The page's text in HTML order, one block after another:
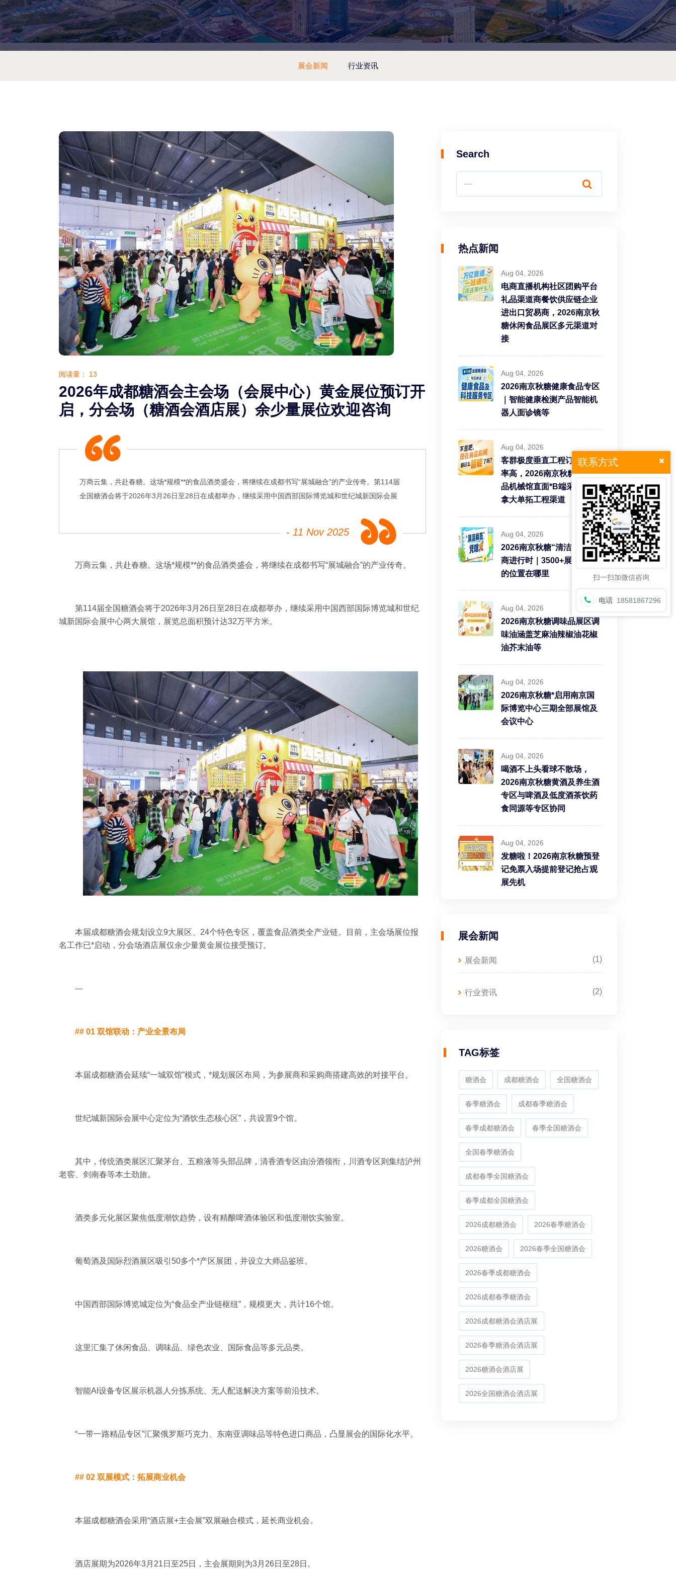
展会新闻 行业资讯
阅读量： 13
2026年成都糖酒会主会场（会展中心）黄金展位预订开
启，分会场（糖酒会酒店展）余少量展位欢迎咨询
万商云集，共赴春糖。这场*规模**的食品酒类盛会，将继续在成都书写“展城融合”的产业传奇。第114届
全国糖酒会将于2026年3月26日至28日在成都举办，继续采用中国西部国际博览城和世纪城新国际会展
- 11 Nov 2025
万商云集，共赴春糖。这场*规模**的食品酒类盛会，将继续在成都书写“展城融合”的产业传奇。
第114届全国糖酒会将于2026年3月26日至28日在成都举办，继续采用中国西部国际博览城和世纪
城新国际会展中心两大展馆，展览总面积预计达32万平方米。
本届成都糖酒会规划设立9大展区、24个特色专区，覆盖食品酒类全产业链。目前，主会场展位报
名工作已*启动，分会场酒店展仅余少量黄金展位接受预订。
---
## 01 双馆联动：产业全景布局
本届成都糖酒会延续“一城双馆”模式，*规划展区布局，为参展商和采购商搭建高效的对接平台。
世纪城新国际会展中心定位为“酒饮生态核心区”，共设置9个馆。
其中，传统酒类展区汇聚茅台、五粮液等头部品牌，清香酒专区由汾酒领衔，川酒专区则集结泸州
老窖、剑南春等本土劲旅。
酒类多元化展区聚焦低度潮饮趋势，设有精酿啤酒体验区和低度潮饮实验室。
葡萄酒及国际烈酒展区吸引50多个*产区展团，并设立大师品鉴班。
中国西部国际博览城定位为“食品全产业链枢纽”，规模更大，共计16个馆。
这里汇集了休闲食品、调味品、绿色农业、国际食品等多元品类。
智能AI设备专区展示机器人分拣系统、无人配送解决方案等前沿技术。
“一带一路精品专区”汇聚俄罗斯巧克力、东南亚调味品等特色进口商品，凸显展会的国际化水平。
## 02 双展模式：拓展商业机会
本届成都糖酒会采用“酒店展+主会展”双展融合模式，延长商业机会。
酒店展期为2026年3月21日至25日，主会展期则为3月26日至28日。
Search
热点新闻
Aug 04, 2026
电商直播机构社区团购平台
礼品渠道商餐饮供应链企业
进出口贸易商，2026南京秋
糖休闲食品展区多元渠道对
接
Aug 04, 2026
2026南京秋糖健康食品专区
｜智能健康检测产品智能机
器人面诊镜等
Aug 04, 2026
客群极度垂直工程订单转化
率高，2026南京秋糖9号食
品机械馆直面*B端采购需求
拿大单拓工程渠道
Aug 04, 2026
2026南京秋糖“清洁标签”招
商进行时｜3500+展商中你
的位置在哪里
Aug 04, 2026
2026南京秋糖调味品展区调
味油涵盖芝麻油辣椒油花椒
油芥末油等
Aug 04, 2026
2026南京秋糖*启用南京国
际博览中心三期全部展馆及
会议中心
Aug 04, 2026
喝酒不上头看球不散场，
2026南京秋糖黄酒及养生酒
专区与啤酒及低度酒茶饮药
食同源等专区协同
Aug 04, 2026
发糖啦！2026南京秋糖预登
记免票入场提前登记抢占观
展先机
展会新闻
展会新闻 (1)
行业资讯 (2)
TAG标签
糖酒会 成都糖酒会 全国糖酒会
春季糖酒会 成都春季糖酒会
春季成都糖酒会 春季全国糖酒会
全国春季糖酒会
成都春季全国糖酒会
春季成都全国糖酒会
2026成都糖酒会 2026春季糖酒会
2026糖酒会 2026春季全国糖酒会
2026春季成都糖酒会
2026成都春季糖酒会
2026成都糖酒会酒店展
2026春季糖酒会酒店展
2026糖酒会酒店展
2026全国糖酒会酒店展
联系方式
扫一扫加微信咨询
电话 18581867296